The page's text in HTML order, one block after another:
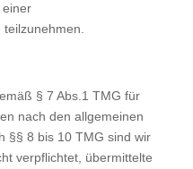
einer
§ 7 Abs.1 TMG für
nach den allgemeinen
§§ 8 bis 10 TMG sind wir
verpflichtet, übermittelte